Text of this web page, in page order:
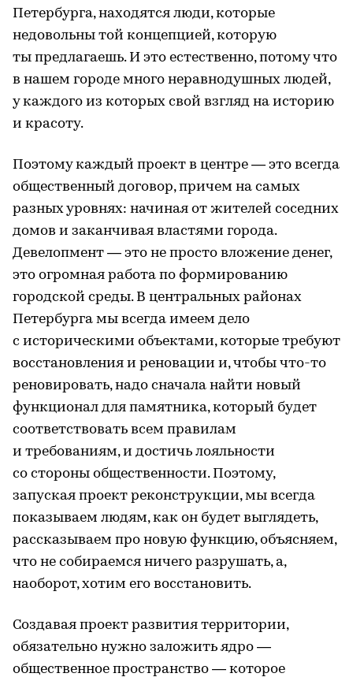
Петербурга, находятся люди, которые
недовольны той концепцией, которую
ты предлагаешь. И это естественно, потому что
в нашем городе много неравнодушных людей,
у каждого из которых свой взгляд на историю
и красоту.
Поэтому каждый проект в центре — это всегда
общественный договор, причем на самых
разных уровнях: начиная от жителей соседних
домов и заканчивая властями города.
Девелопмент — это не просто вложение денег,
это огромная работа по формированию
городской среды. В центральных районах
Петербурга мы всегда имеем дело
с историческими объектами, которые требуют
восстановления и реновации и, чтобы что-то
реновировать, надо сначала найти новый
функционал для памятника, который будет
соответствовать всем правилам
и требованиям, и достичь лояльности
со стороны общественности. Поэтому,
запуская проект реконструкции, мы всегда
показываем людям, как он будет выглядеть,
рассказываем про новую функцию, объясняем,
что не собираемся ничего разрушать, а,
наоборот, хотим его восстановить.
Создавая проект развития территории,
обязательно нужно заложить ядро —
общественное пространство — которое